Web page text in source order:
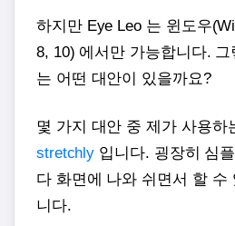
하지만 Eye Leo 는 윈도우
8, 10) 에서만 가능합니다. 그
는 어떤 대안이 있을까요?
몇 가지 대안 중 제가 사용하
stretchly 입니다. 굉장히 심
다 화면에 나와 쉬면서 할 수
니다.